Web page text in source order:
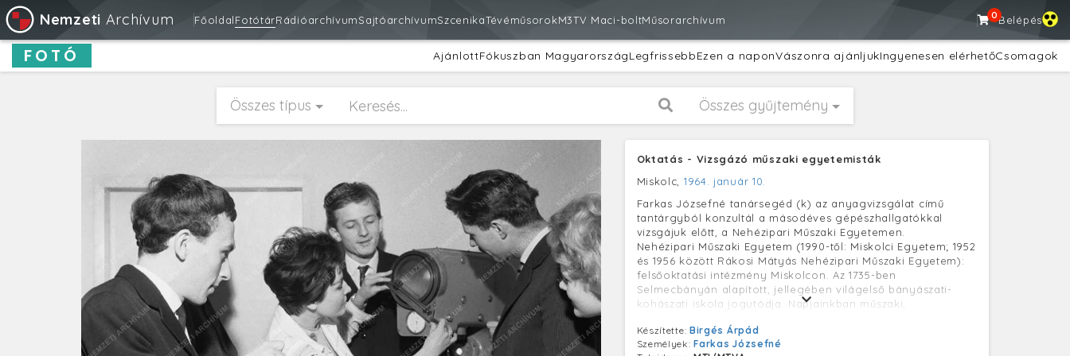
Nemzeti Archívum FőoldalFotótárRádióarchívumSajtóarchívumSzcenikaTévéműsorokM3TV Maci-boltMűsorarchívum 0Belépés
FOTÓ AjánlottFókuszban MagyarországLegfrissebbEzen a naponVászonra ajánljukIngyenesen elérhetőCsomagok
Összes típus Összes gyűjtemény
Oktatás - Vizsgázó műszaki egyetemisták
Miskolc, 1964. január 10.
Farkas Józsefné tanársegéd (k) az anyagvizsgálat című
tantárgyból konzultál a másodéves gépészhallgatókkal
vizsgájuk előtt, a Nehézipari Műszaki Egyetemen.
Nehézipari Műszaki Egyetem (1990-től: Miskolci Egyetem; 1952
és 1956 között Rákosi Mátyás Nehézipari Műszaki Egyetem):
felsőoktatási intézmény Miskolcon. Az 1735-ben
Selmecbányán alapított, jellegében világelső bányászati-
kohászati iskola jogutódja. Napjainkban műszaki,
bölcsészettudományi, zeneművészeti és egészségügyi
képzéseket indít. 1999-ben az egyetem Pro Urbe kitüntető
Készítette: Birgés Árpád
Személyek:Farkas Józsefné